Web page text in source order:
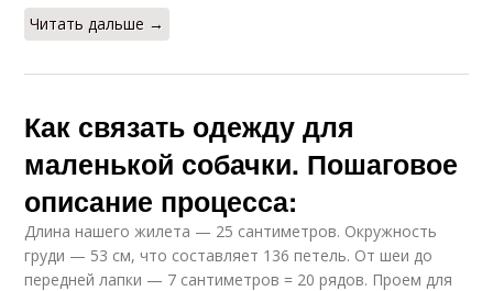
Читать дальше →
Как связать одежду для
маленькой собачки. Пошаговое
описание процесса:
Длина нашего жилета — 25 сантиметров. Окружность
груди — 53 см, что составляет 136 петель. От шеи до
передней лапки — 7 сантиметров = 20 рядов. Проем для